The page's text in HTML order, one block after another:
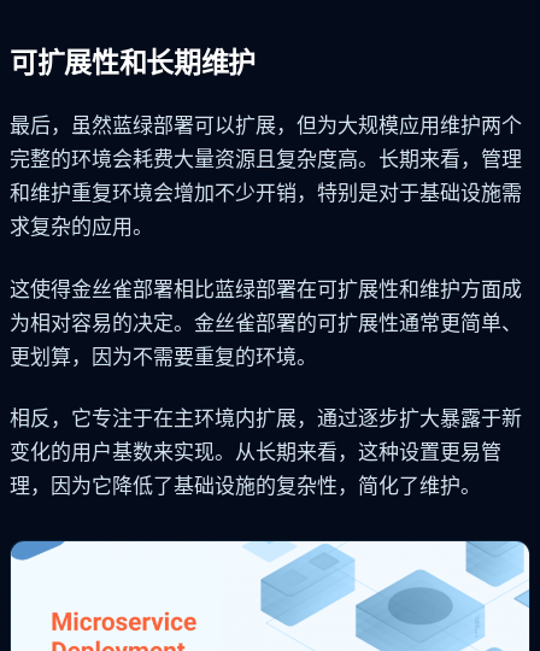
可扩展性和长期维护
最后，虽然蓝绿部署可以扩展，但为大规模应用维护两个
完整的环境会耗费大量资源且复杂度高。长期来看，管理
和维护重复环境会增加不少开销，特别是对于基础设施需
求复杂的应用。
这使得金丝雀部署相比蓝绿部署在可扩展性和维护方面成
为相对容易的决定。金丝雀部署的可扩展性通常更简单、
更划算，因为不需要重复的环境。
相反，它专注于在主环境内扩展，通过逐步扩大暴露于新
变化的用户基数来实现。从长期来看，这种设置更易管
理，因为它降低了基础设施的复杂性，简化了维护。